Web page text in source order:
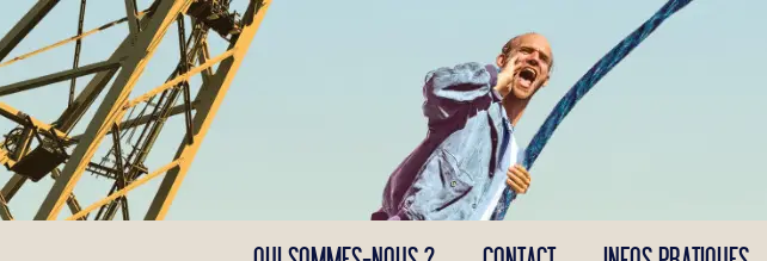
Panneau de gestion des cookies